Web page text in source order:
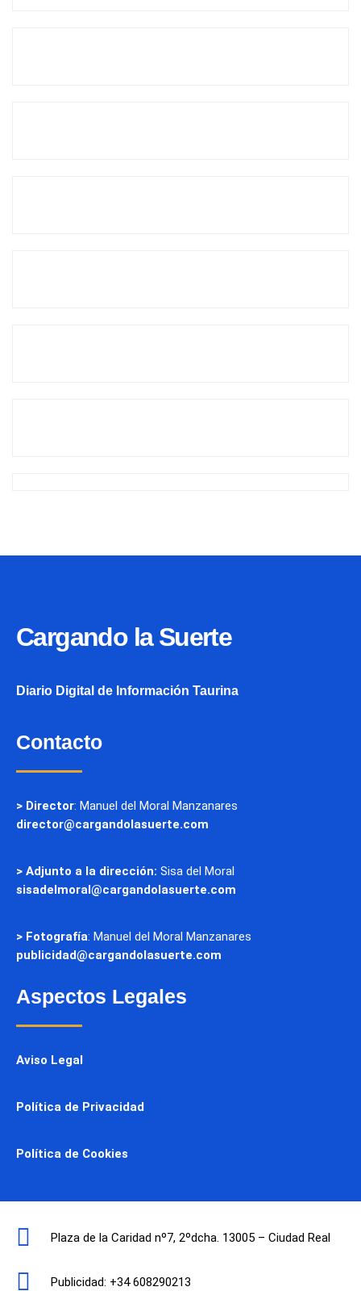
Cargando la Suerte
Diario Digital de Información Taurina
Contacto
> Director: Manuel del Moral Manzanares
director@cargandolasuerte.com
> Adjunto a la dirección: Sisa del Moral
sisadelmoral@cargandolasuerte.com
> Fotografía: Manuel del Moral Manzanares
publicidad@cargandolasuerte.com
Aspectos Legales
Aviso Legal
Política de Privacidad
Política de Cookies
Plaza de la Caridad nº7, 2ºdcha. 13005 – Ciudad Real
Publicidad: +34 608290213